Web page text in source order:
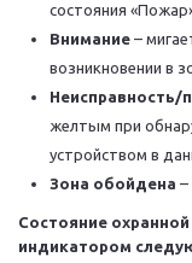
состояния
Внимание –
возникновении в
Неисправность/
желтым при
устройством в
Зона обойдена –
Состояние
индикатором